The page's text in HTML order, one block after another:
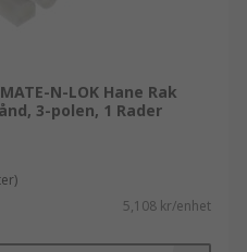
N-LOK Hane Rak
3-polen, 1 Rader
5,108 kr/enhet